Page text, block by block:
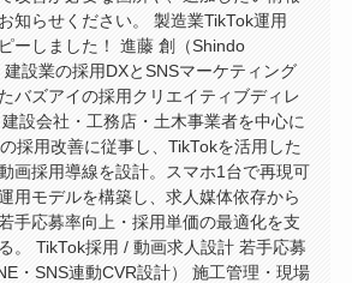
知らせください。 製造業TikTok運用
ーしました！ 進藤 創（Shindo
建設業の採用DXとSNSマーケティング
バズアイの採用クリエイティブディレ
設会社・工務店・土木事業者を中心に
採用改善に従事し、TikTokを活用した
画採用導線を設計。スマホ1台で再現可
用モデルを構築し、求人媒体依存から
手応募率向上・採用単価の最適化を支
。 TikTok採用 / 動画求人設計 若手応募
・SNS連動CVR設計） 施工管理・現場